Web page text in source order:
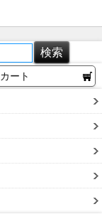
カート